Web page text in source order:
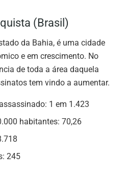
(Brasil)
da Bahia, é uma cidade
e em crescimento. No
de toda a área daquela
tem vindo a aumentar.
1 em 1.423
habitantes: 70,26
245